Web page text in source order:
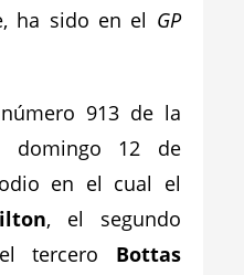
ha sido en el GP
913 de la
domingo 12 de
en el cual el
, el segundo
tercero Bottas